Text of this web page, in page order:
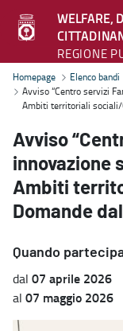
WELFARE,
REGIONE
Avviso “Centro
Homepage
Elenco bandi
Avviso “Centro servizi
Ambiti territoriali
Avviso
innovazione
Ambiti
Domande
Quando
dal 07 aprile 2026
al 07 maggio 2026